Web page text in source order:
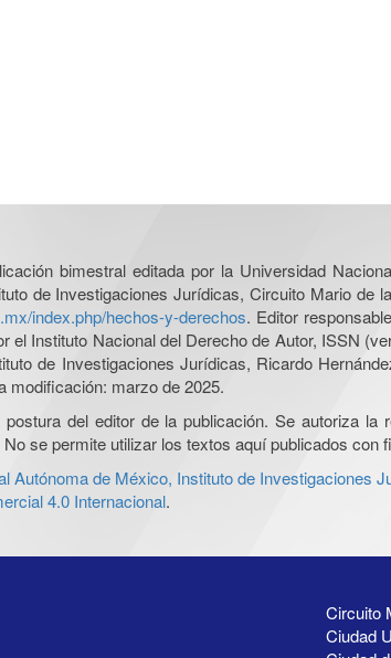
bimestral editada por la Universidad
de Investigaciones Jurídicas, Circuito Mario de
index.php/hechos-y-derechos. Editor responsable
Instituto Nacional del Derecho de Autor, ISSN
de Investigaciones Jurídicas, Ricardo
modificación: marzo de 2025.
del editor de la publicación. Se autoriza
se permite utilizar los textos aquí publicados con
Autónoma de México, Instituto de Investigaciones
4.0 Internacional.
Circuito
Ciudad